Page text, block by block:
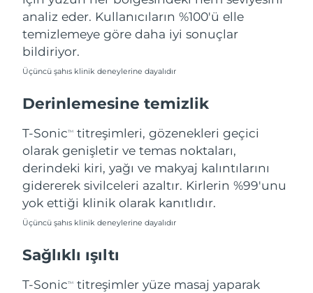
analiz eder. Kullanıcıların %100'ü elle
temizlemeye göre daha iyi sonuçlar
bildiriyor.
Üçüncü şahıs klinik deneylerine dayalıdır
Derinlemesine temizlik
T-SonicTM
titreşimleri, gözenekleri geçici
olarak genişletir ve temas noktaları,
derindeki kiri, yağı ve makyaj kalıntılarını
gidererek sivilceleri azaltır. Kirlerin %99'unu
yok ettiği klinik olarak kanıtlıdır.
Üçüncü şahıs klinik deneylerine dayalıdır
Sağlıklı ışıltı
T-SonicTM
titreşimler yüze masaj yaparak
Filipinler Tahmini teslim tarihi
Polonya
Portekiz
Porto Riko Tahmini teslim tarihi
Katar Tahmini teslim tarihi
Reunion Tahmini teslim tarihi
Romanya Tahmini teslim tarihi
Suudi Arabistan